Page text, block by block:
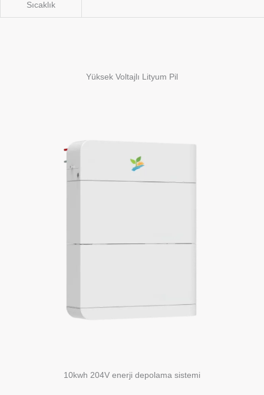
Sıcaklık
Yüksek Voltajlı Lityum Pil
10kwh 204V enerji depolama sistemi